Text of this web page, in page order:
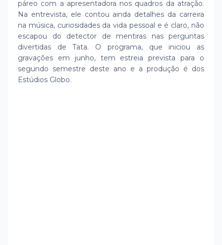
páreo com a apresentadora nos quadros da atração.
Na entrevista, ele contou ainda detalhes da carreira
na música, curiosidades da vida pessoal e é claro, não
escapou do detector de mentiras nas perguntas
divertidas de Tata. O programa, que iniciou as
gravações em junho, tem estreia prevista para o
segundo semestre deste ano e a produção é dos
Estúdios Globo.